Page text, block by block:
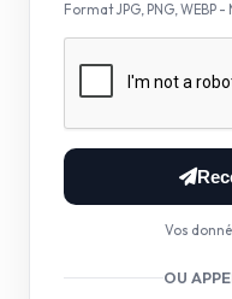
Format JPG, PNG, WEBP -
Vos
OU